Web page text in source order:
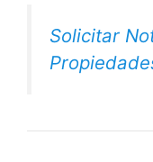
Solicitar